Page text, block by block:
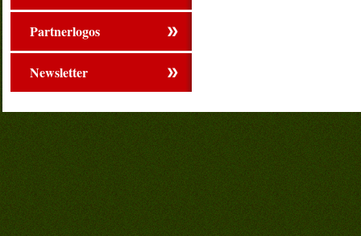
Partnerlogos
Newsletter